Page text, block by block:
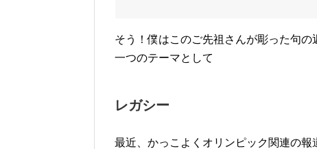
そう！僕はこのご先祖さんが彫った句
一つのテーマとして
レガシー
最近、かっこよくオリンピック関連の